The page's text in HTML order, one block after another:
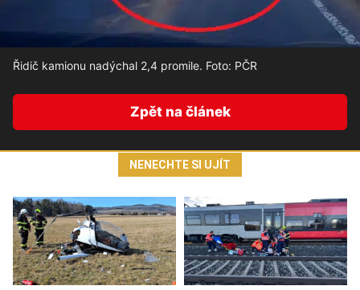
Řidič kamionu nadýchal 2,4 promile. Foto: PČR
Zpět na článek
NENECHTE SI UJÍT